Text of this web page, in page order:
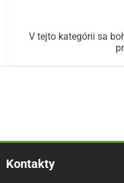
V tejto kategórii sa
Kontakty